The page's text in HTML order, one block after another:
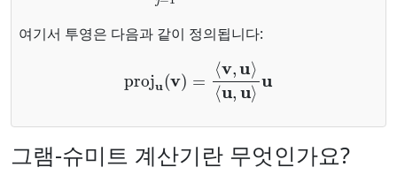
여기서 투영은 다음과 같이 정의됩니다:
u⟩⟨ u,u
그램-슈미트 계산기란 무엇인가요?